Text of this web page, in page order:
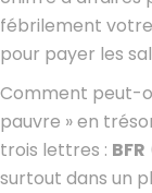
fébrilement
pour payer les
Comment peut-
pauvre » en
trois lettres : BFR
surtout dans un